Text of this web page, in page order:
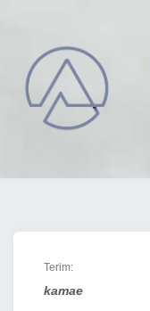
İçeriğe
geç
Terim:
kamae